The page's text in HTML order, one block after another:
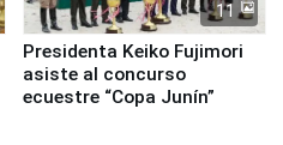
11
Presidenta Keiko Fujimori
asiste al concurso
ecuestre “Copa Junín”